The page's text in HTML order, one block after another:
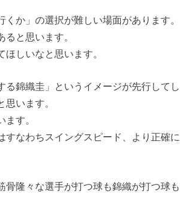
か」の選択が難しい場面があります。
と思います。
しいなと思います。
る錦織圭」というイメージが先行してし
います。
す。
なわちスイングスピード、より正確に
隆々な選手が打つ球も錦織が打つ球も